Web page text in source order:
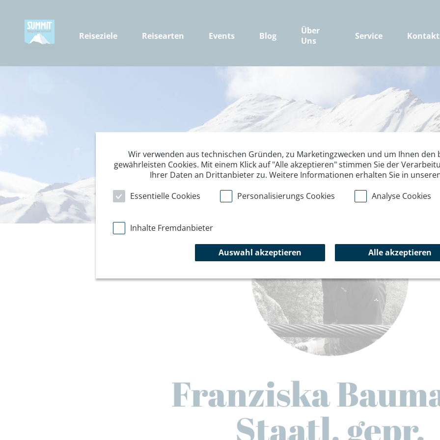
Reiseziele Reisearten Events Blog
Über
Uns
Service Kontakt
Franziska
Staatl. gepr.
Wir verwenden aus technischen Gründen, zu Marketingzwecken und um Ihnen den
gewährleisten Cookies. Mit einem Klick auf "Alle akzeptieren" stimmen Sie der
Ihrer Daten an Drittanbieter zu. Weitere Informationen erhalten Sie in
Essentielle Cookies
Personalisierungs Cookies Analyse Cookies
Inhalte Fremdanbieter
Auswahl akzeptieren Alle akzeptieren